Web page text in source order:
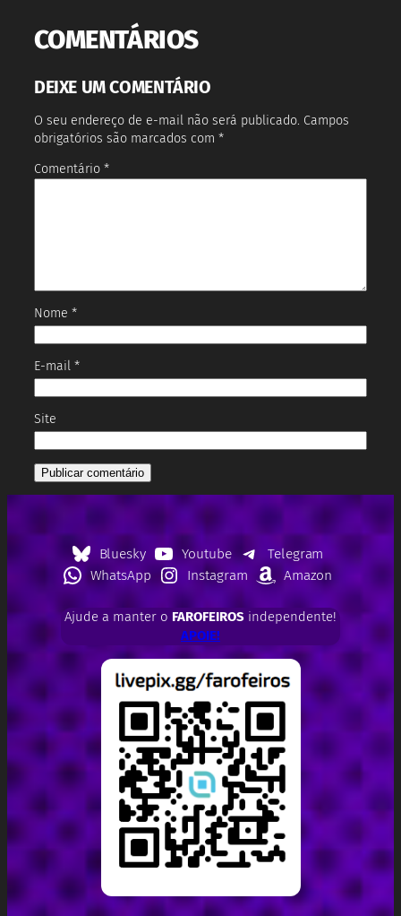
COMENTÁRIOS
DEIXE UM COMENTÁRIO
O seu endereço de e-mail não será publicado. Campos
obrigatórios são marcados com *
Comentário *
Nome *
E-mail *
Site
Bluesky Youtube
Telegram
WhatsApp
Instagram Amazon
Ajude a manter o FAROFEIROSindependente!
APOIE!